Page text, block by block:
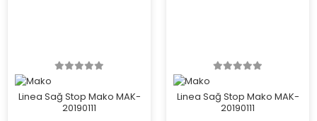
Linea Sağ Stop Mako MAK-
20190111
Linea Sağ Stop Mako MAK-
20190111